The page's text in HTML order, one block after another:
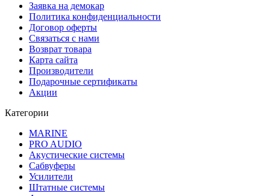
Заявка на демокар
Политика конфиденциальности
Договор оферты
Связаться с нами
Возврат товара
Карта сайта
Производители
Подарочные сертификаты
Акции
Категории
MARINE
PRO AUDIO
Акустические системы
Сабвуферы
Усилители
Штатные системы